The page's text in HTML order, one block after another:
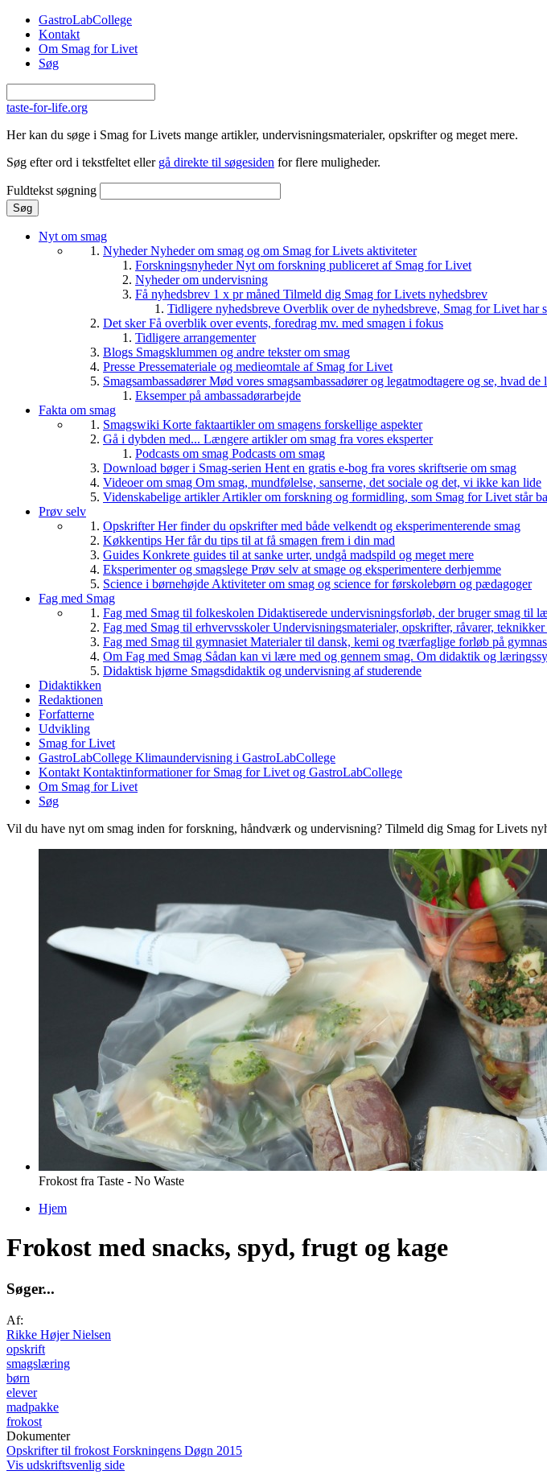
Gå til hovedindhold
GastroLabCollege
Kontakt
Om Smag for Livet
Søg
taste-for-life.org
Her kan du søge i Smag for Livets mange artikler, undervisningsmaterialer, opskrifter og meget mere.
Søg efter ord i tekstfeltet eller gå direkte til søgesiden for flere muligheder.
Fuldtekst søgning
Nyt om smag
NyhederNyheder om smag og om Smag for Livets aktiviteter
ForskningsnyhederNyt om forskning publiceret af Smag for Livet
Nyheder om undervisning
Få nyhedsbrev 1 x pr måned Tilmeld dig Smag for Livets nyhedsbrev
Tidligere nyhedsbreve Overblik over de nyhedsbreve, Smag for Livet har
Det skerFå overblik over events, foredrag mv. med smagen i fokus
Tidligere arrangementer
Blogs Smagsklummen og andre tekster om smag
Presse Pressemateriale og medieomtale af Smag for Livet
SmagsambassadørerMød vores smagsambassadører og legatmodtagere og se, hvad de
Eksemper på ambassadørarbejde
Fakta om smag
Smagswiki Korte faktaartikler om smagens forskellige aspekter
Gå i dybden med... Længere artikler om smag fra vores eksperter
Podcasts om smag Podcasts om smag
Download bøger i Smag-serien Hent en gratis e-bog fra vores skriftserie om smag
Videoer om smag Om smag, mundfølelse, sanserne, det sociale og det, vi ikke kan lide
Videnskabelige artiklerArtikler om forskning og formidling, som Smag for Livet står
Prøv selv
OpskrifterHer finder du opskrifter med både velkendt og eksperimenterende smag
Køkkentips Her får du tips til at få smagen frem i din mad
Guides Konkrete guides til at sanke urter, undgå madspild og meget mere
Eksperimenter og smagslege Prøv selv at smage og eksperimentere derhjemme
Science i børnehøjde Aktiviteter om smag og science for førskolebørn og pædagoger
Fag med Smag
Fag med Smag til folkeskolen Didaktiserede undervisningsforløb, der bruger smag til
Fag med Smag til erhvervsskolerUndervisningsmaterialer, opskrifter, råvarer,
Fag med Smag til gymnasiet Materialer til dansk, kemi og tværfaglige forløb på
Om Fag med Smag Sådan kan vi lære med og gennem smag. Om didaktik og
Didaktisk hjørne Smagsdidaktik og undervisning af studerende
Didaktikken
Redaktionen
Forfatterne
Udvikling
Smag for Livet
GastroLabCollege Klimaundervisning i GastroLabCollege
Kontakt Kontaktinformationer for Smag for Livet og GastroLabCollege
Om Smag for Livet
Søg
Vil du have nyt om smag inden for forskning, håndværk og undervisning? Tilmeld dig Smag for Livets
Frokost fra Taste - No Waste
Hjem
Frokost med snacks, spyd, frugt og kage
Søger...
Af:
Rikke Højer Nielsen
opskrift
smagslæring
børn
elever
madpakke
frokost
Dokumenter
Opskrifter til frokost Forskningens Døgn 2015
Vis udskriftsvenlig side